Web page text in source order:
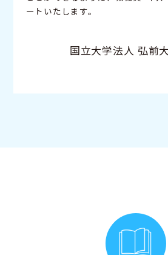
ートいたします。
国立大学法人 弘前